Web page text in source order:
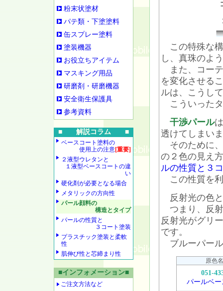
粉末状塗材
パテ類・下塗塗料
缶スプレー塗料
塗装機器
お役立ちアイテム
マスキング用品
研磨剤・研磨機器
安全衛生保護具
参考資料
■ 解説コラム ■
ベースコート塗料の
使用上の注意[重要]
２液型ウレタンと
１液型ベースコートの違
い
硬化剤が必要となる場合
メタリックの方向性
パール顔料の
構造とタイプ
パールの性質と
３コート塗装
プラスチック塗装と柔軟
性
肌伸び性と芯締まり性
■インフォメーション■
ご注文方法など
この特殊な構
し、真珠のよ
また、コーテ
を変化させる
ルは、こうし
こういった
干渉パール
透けてしまい
そのために
の２色の見え
ルの性質と３
この性質を
反射光の色
つまり、反
反射光がグリ
です。
ブルーパー
原色名
051-
パールベー